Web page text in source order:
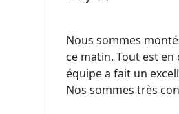
Nous sommes
ce matin. Tout est
équipe a fait un
Nos sommes très